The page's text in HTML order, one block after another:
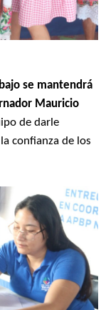
se mantendrá
Mauricio
de darle
confianza de los